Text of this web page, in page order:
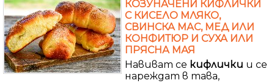
КОЗУНАЧЕНИ КИФЛИЧКИ
С КИСЕЛО МЛЯКО,
СВИНСКА МАС, МЕД ИЛИ
КОНФИТЮР И СУХА ИЛИ
ПРЯСНА МАЯ
Навиват се кифлички и се
нареждат в тава,